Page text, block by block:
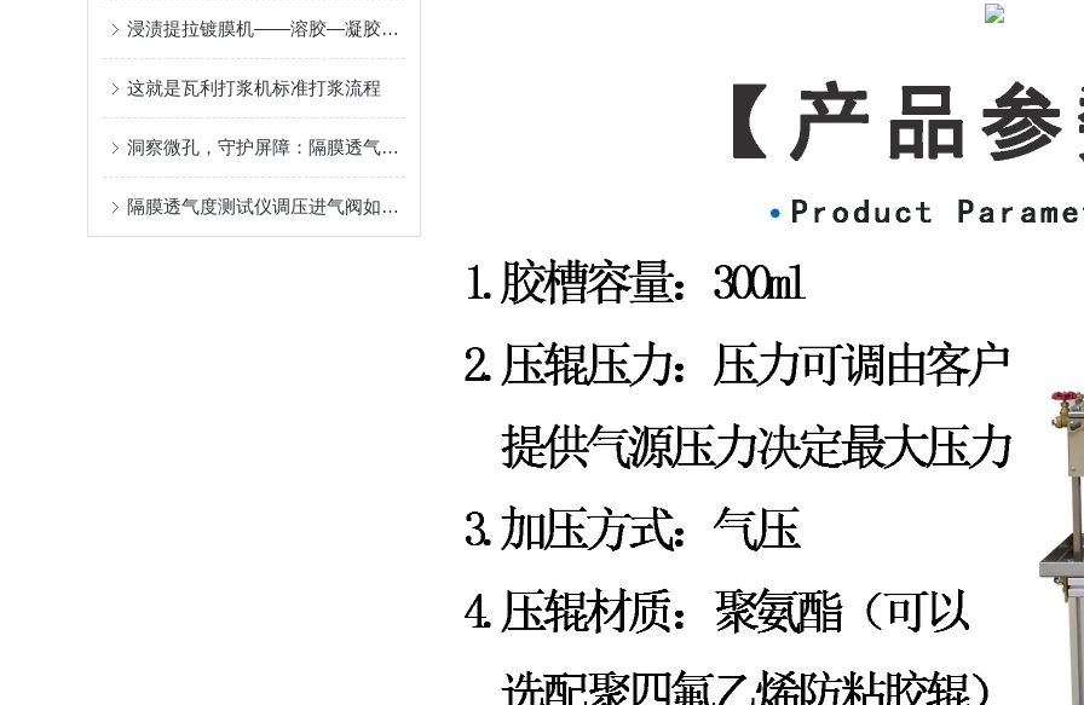
浸渍提拉镀膜机——溶胶—凝胶提拉成膜原理与光学及功能涂层应用
这就是瓦利打浆机标准打浆流程
洞察微孔，守护屏障：隔膜透气度测定仪，材料性能的精密标尺
隔膜透气度测试仪调压进气阀如何精准调节？